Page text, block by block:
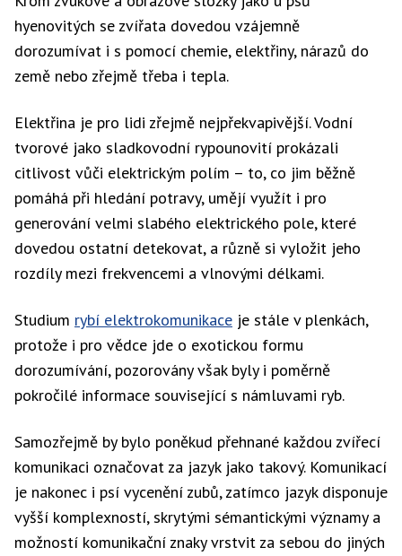
hyenovitých se zvířata dovedou vzájemně
dorozumívat i s pomocí chemie, elektřiny, nárazů do
země nebo zřejmě třeba i tepla.
Elektřina je pro lidi zřejmě nejpřekvapivější. Vodní
tvorové jako sladkovodní rypounovití prokázali
citlivost vůči elektrickým polím – to, co jim běžně
pomáhá při hledání potravy, umějí využít i pro
generování velmi slabého elektrického pole, které
dovedou ostatní detekovat, a různě si vyložit jeho
rozdíly mezi frekvencemi a vlnovými délkami.
Studium rybí elektrokomunikace je stále v plenkách,
protože i pro vědce jde o exotickou formu
dorozumívání, pozorovány však byly i poměrně
pokročilé informace související s námluvami ryb.
Samozřejmě by bylo poněkud přehnané každou zvířecí
komunikaci označovat za jazyk jako takový. Komunikací
je nakonec i psí vycenění zubů, zatímco jazyk disponuje
vyšší komplexností, skrytými sémantickými významy a
možností komunikační znaky vrstvit za sebou do jiných